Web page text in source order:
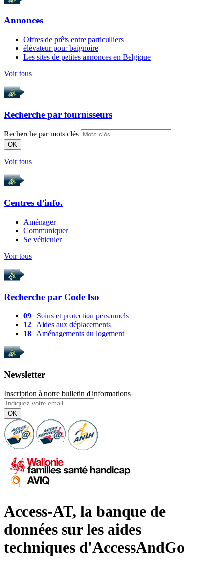
Annonces
Offres de prêts entre particulliers
élévateur pour baignoire
Les sites de petites annonces en Belgique
Voir tous
Recherche par fournisseurs
Recherche par mots clés
OK
Voir tous
Centres d'info.
Aménager
Communiquer
Se véhiculer
Voir tous
Recherche par Code Iso
09 | Soins et protection personnels
12 | Aides aux déplacements
18 | Aménagements du logement
Newsletter
Inscription à notre bulletin d'informations
OK
Access-AT, la banque de
données sur les aides
techniques d'AccessAndGo